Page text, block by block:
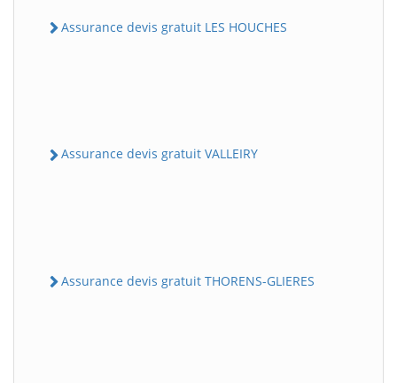
Assurance devis gratuit LES HOUCHES
Assurance devis gratuit VALLEIRY
Assurance devis gratuit THORENS-GLIERES